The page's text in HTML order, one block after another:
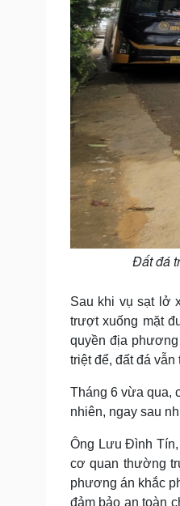
Đất đá
Sau khi vụ sạt lở
trượt xuống mặt
quyền địa
triệt để, đất đá
Tháng 6 vừa qua,
nhiên, ngay sau
Ông Lưu Đình
cơ quan thường
phương án khắc
đảm bảo an toàn